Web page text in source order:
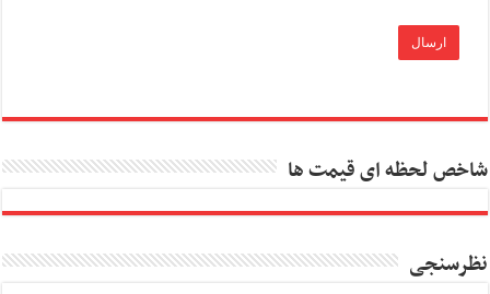
شاخص لحظه ای قیمت ها
نظرسنجی